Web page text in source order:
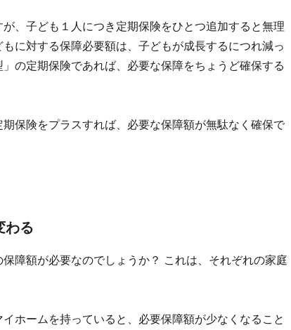
、子ども１人につき定期保険をひとつ追加すると無理
に対する保障必要額は、子どもが成長するにつれ減っ
の定期保険であれば、必要な保障をちょうど確保する
保険をプラスすれば、必要な保障額が無駄なく確保で
わる
障額が必要なのでしょうか？ これは、それぞれの家庭
ホームを持っていると、必要保障額が少なくなること